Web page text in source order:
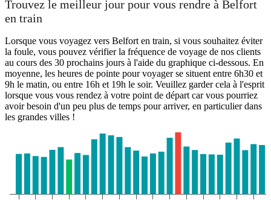
Trouvez le meilleur jour pour vous rendre à Belfort
en train
Lorsque vous voyagez vers Belfort en train, si vous souhaitez éviter
la foule, vous pouvez vérifier la fréquence de voyage de nos clients
au cours des 30 prochains jours à l'aide du graphique ci-dessous. En
moyenne, les heures de pointe pour voyager se situent entre 6h30 et
9h le matin, ou entre 16h et 19h le soir. Veuillez garder cela à l'esprit
lorsque vous vous rendez à votre point de départ car vous pourriez
avoir besoin d'un peu plus de temps pour arriver, en particulier dans
les grandes villes !